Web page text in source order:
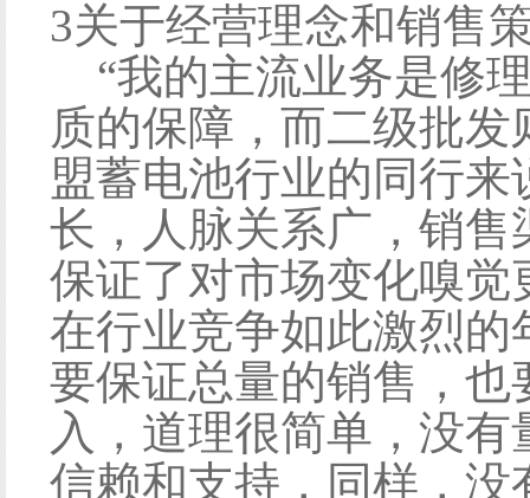
3关于经营理念和销售
“我的主流业务是修
质的保障，而二级批
盟蓄电池行业的同行
长，人脉关系广，销
保证了对市场变化嗅
在行业竞争如此激烈
要保证总量的销售，
入，道理很简单，没
信赖和支持，同样，